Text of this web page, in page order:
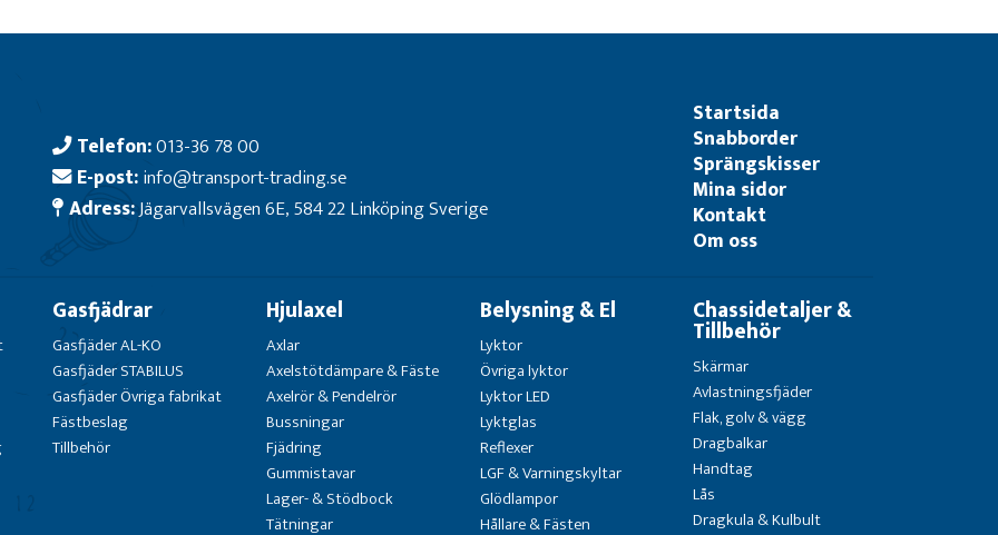
Telefon:013-36 78 00
E-post:info@transport-trading.se
Adress:Jägarvallsvägen 6E, 584 22 Linköping Sverige
Startsida
Snabborder
Sprängskisser
Mina sidor
Kontakt
Om oss
Gasfjädrar
Gasfjäder AL-KO
Gasfjäder STABILUS
Gasfjäder Övriga fabrikat
Fästbeslag
Tillbehör
Hjulaxel
Axlar
Axelstötdämpare & Fäste
Axelrör & Pendelrör
Bussningar
Fjädring
Gummistavar
Lager- & Stödbock
Tätningar
Belysning & El
Lyktor
Övriga lyktor
Lyktor LED
Lyktglas
Reflexer
LGF & Varningskyltar
Glödlampor
Hållare & Fästen
Chassidetaljer &
Tillbehör
Skärmar
Avlastningsfjäder
Flak, golv & vägg
Dragbalkar
Handtag
Lås
Dragkula & Kulbult